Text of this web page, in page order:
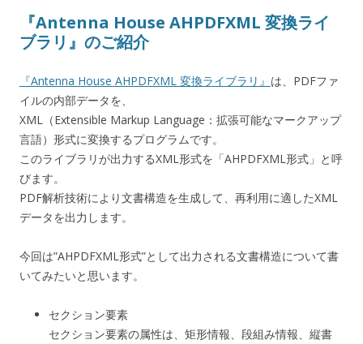
『Antenna House AHPDFXML 変換ライ
ブラリ』のご紹介
『Antenna House AHPDFXML 変換ライブラリ』 は、PDFファ
イルの内部データを、
XML（Extensible Markup Language：拡張可能なマークアップ
言語）形式に変換するプログラムです。
このライブラリが出力するXML形式を「AHPDFXML形式」と呼
びます。
PDF解析技術により文書構造を生成して、再利用に適したXML
データを出力します。
今回は”AHPDFXML形式”として出力される文書構造について書
いてみたいと思います。
セクション要素
セクション要素の属性は、矩形情報、段組み情報、縦書